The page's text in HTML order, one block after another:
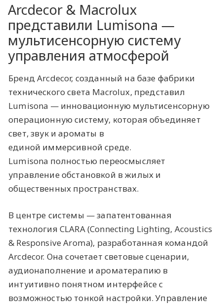
Arcdecor & Macrolux
представили Lumisona —
мультисенсорную систему
управления атмосферой
Бренд Arcdecor, созданный на базе фабрики
технического света Macrolux, представил
Lumisona — инновационную мультисенсорную
операционную систему, которая объединяет
свет, звук и ароматы в
единой иммерсивной среде.
Lumisona полностью переосмысляет
управление обстановкой в жилых и
общественных пространствах.
В центре системы — запатентованная
технология CLARA (Connecting Lighting, Acoustics
& Responsive Aroma), разработанная командой
Arcdecor. Она сочетает световые сценарии,
аудионаполнение и ароматерапию в
интуитивно понятном интерфейсе с
возможностью тонкой настройки. Управление